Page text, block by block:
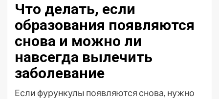
Что делать, если
образования появляются
снова и можно ли
навсегда вылечить
заболевание
Если фурункулы появляются снова, нужно